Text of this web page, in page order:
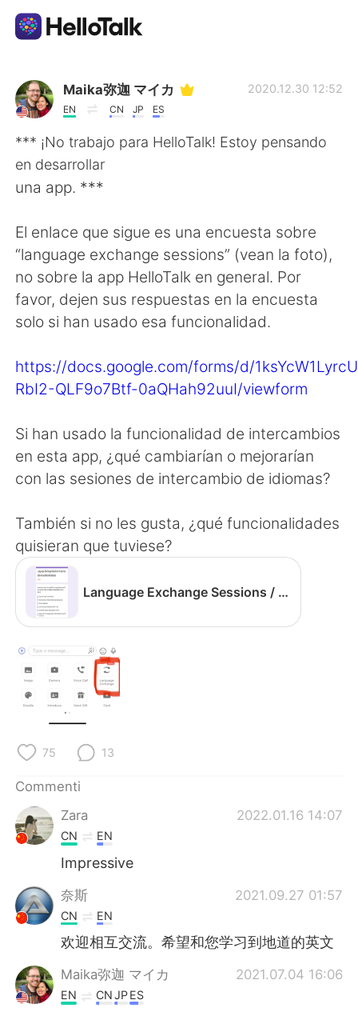
App di scambio linguistico
AI Grammar Checker
Italiano
English 简体中文
繁體中文 Español
العربية Français
Deutsch 日本語
ไทย Indonesia
Türkçe Tiếng Việt
Português
Maika弥迦 マイカ
EN CN JP ES
2020.12.30 12:52
*** ¡No trabajo para HelloTalk! Estoy pensando
en desarrollar
una app. ***
El enlace que sigue es una encuesta sobre
“language exchange sessions” (vean la foto),
no sobre la app HelloTalk en general. Por
favor, dejen sus respuestas en la encuesta
solo si han usado esa funcionalidad.
https://docs.google.com/forms/d/
RbI2-QLF9o7Btf-0aQHah92uuI/viewform
Si han usado la funcionalidad de intercambios
en esta app, ¿qué cambiarían o mejorarían
con las sesiones de intercambio de idiomas?
También si no les gusta, ¿qué funcionalidades
quisieran que tuviese?
Language Exchange Sessions / Sesiones de intercambio de idiomas
75 13
Commenti
Zara
2022.01.16 14:07
CN EN
Impressive
奈斯 2021.09.27 01:57
CN EN
欢迎相互交流。希望和您学习到地道的英文
Maika弥迦 マイカ 2021.07.04 16:06
EN CNJPES